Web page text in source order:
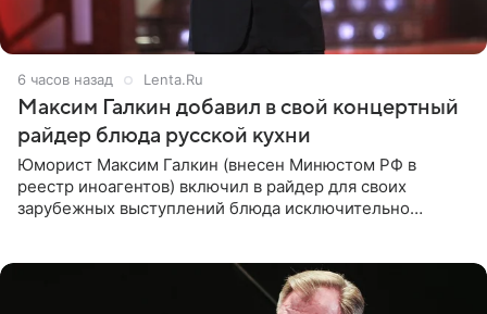
6 часов назад Lenta.Ru
Максим Галкин добавил в свой концертный
райдер блюда русской кухни
Юморист Максим Галкин (внесен Минюстом РФ в
реестр иноагентов) включил в райдер для своих
зарубежных выступлений блюда исключительно